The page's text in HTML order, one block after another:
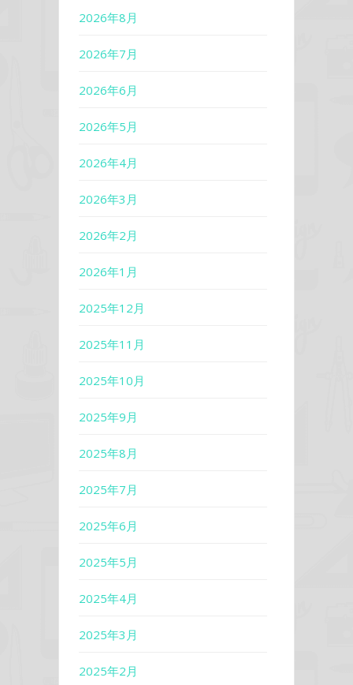
2026年8月
2026年7月
2026年6月
2026年5月
2026年4月
2026年3月
2026年2月
2026年1月
2025年12月
2025年11月
2025年10月
2025年9月
2025年8月
2025年7月
2025年6月
2025年5月
2025年4月
2025年3月
2025年2月